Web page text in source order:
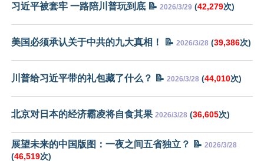
习近平被套牢 一路陪川普玩到底 📝 2026/3/29 (42,279次)
美国必须承认关于中共的九大真相！ 📝 2026/3/28 (39,386次)
川普给习近平带的礼包藏了什么？ 📝 2026/3/28 (44,010次)
北京对日本的经济霸凌将自食其果 2026/3/28 (36,605次)
展望未来的中国版图：一夜之间五省独立？ 📝 2026/3/28
(46,519次)